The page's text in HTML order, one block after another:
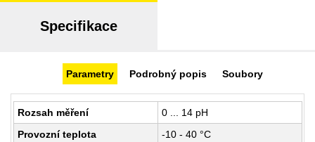
Specifikace
Parametry Podrobný popis Soubory
Rozsah měření
0 ... 14 pH
Provozní teplota
-10 - 40 °C